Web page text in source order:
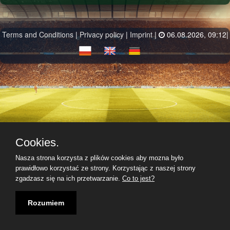
2 Liga
3 Liga gr I
3 Liga gr II
3 Liga gr III
3 Liga gr IV
4 Liga gr I
4 Liga gr II
4 Liga gr III
4 Liga gr IV
5 Liga gr I
5 Liga gr II
5 Liga gr III
5 Liga gr IV
Terms and Conditions|Privacy policy| Imprint| 06.08.2026, 09:12|
Cookies.
Nasza strona korzysta z plików cookies aby mozna było
prawidłowo korzystać ze strony. Korzystając z naszej strony
zgadzasz się na ich przetwarzanie. Co to jest?
Rozumiem